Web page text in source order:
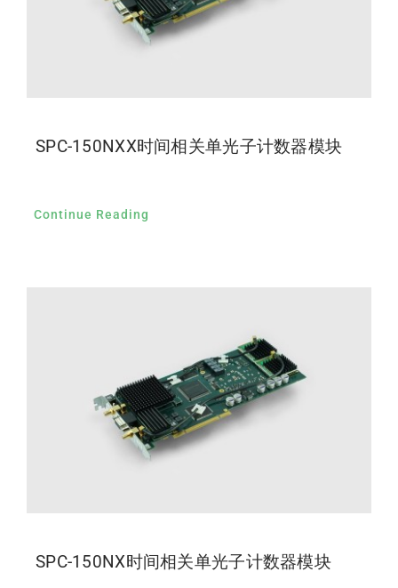
SPC-150NXX时间相关单光子计数器模块
Continue Reading
SPC-150NX时间相关单光子计数器模块